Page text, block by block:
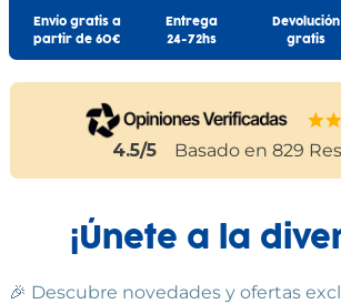
Envío gratis a
partir de 60€
Entrega
24-72hs
Devolución
gratis
4.5/5 Basado en 829
¡Únete a la
🎉 Descubre novedades y ofertas